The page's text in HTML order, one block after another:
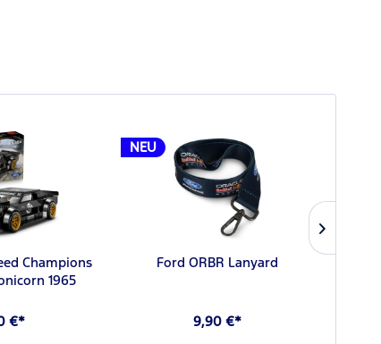
Champions
1965
€*
NEU
Ford ORBR Lanyard
9,90 €*